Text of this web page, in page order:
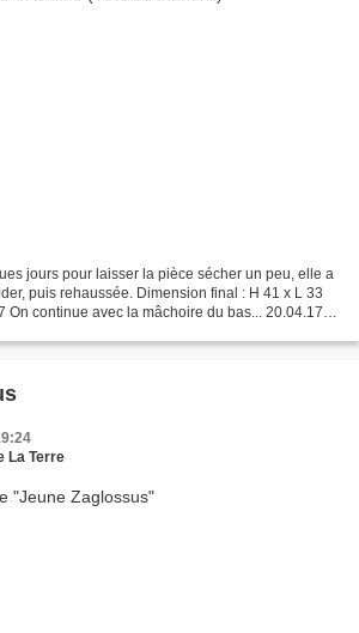
jours pour laisser la pièce sécher un peu, elle a
puis rehaussée. Dimension final : H 41 x L 33
On continue avec la mâchoire du bas... 20.04.17 Et
La Terre